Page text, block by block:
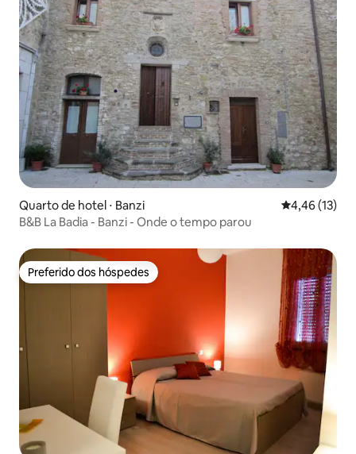
Quarto de hotel ⋅ Banzi 4,46 de uma
4,46 (13)
B&B La Badia - Banzi - Onde o tempo parou
Preferido dos hóspedes
Preferido dos hóspedes